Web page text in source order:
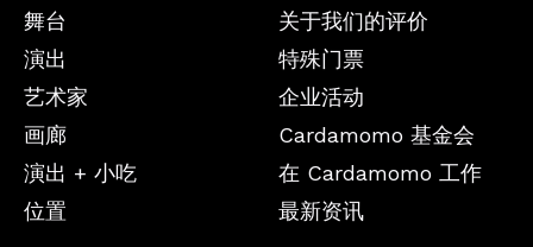
舞台
演出
艺术家
画廊
演出 + 小吃
位置
关于我们的评价
特殊门票
企业活动
Cardamomo 基金会
在 Cardamomo 工作
最新资讯